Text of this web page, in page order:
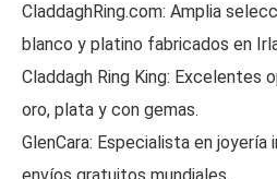
CladdaghRing.com: Amplia
blanco y platino fabricados en
Claddagh Ring King: Excelentes
oro, plata y con gemas.
GlenCara: Especialista en joyería